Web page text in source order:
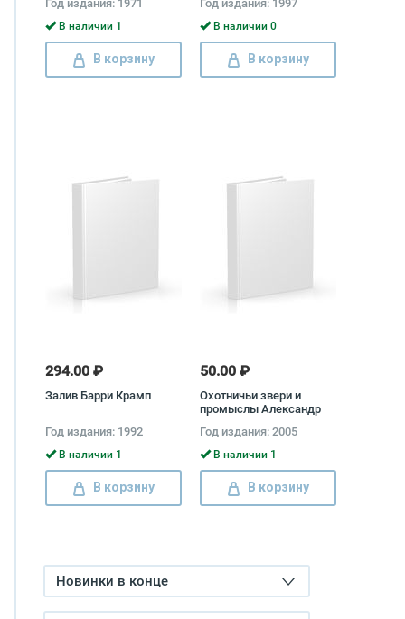
Год издания: 1971
В наличии 1
В корзину
Ширинский-Шихматов,
Н. Мельницкий, А. Лялин
Год издания: 1997
В наличии 0
В корзину
294.00 ₽
Залив Барри Крамп
Год издания: 1992
В наличии 1
В корзину
50.00 ₽
Охотничьи звери и
промыслы Александр
Год издания: 2005
В наличии 1
В корзину
Новинки в конце